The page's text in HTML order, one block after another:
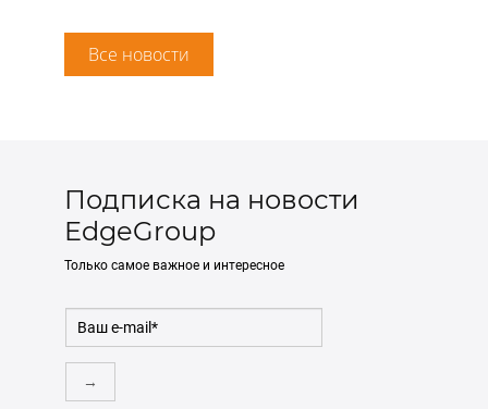
Все новости
Подписка на новости
EdgeGroup
Только самое важное и интересное
→